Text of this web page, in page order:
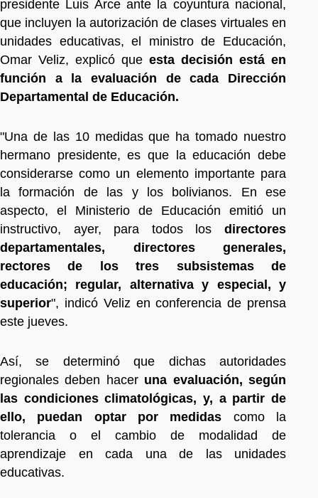
presidente Luis Arce ante la coyuntura nacional,
que incluyen la autorización de clases virtuales en
unidades educativas, el ministro de Educación,
Omar Veliz, explicó que esta decisión está en
función a la evaluación de cada Dirección
Departamental de Educación.
"Una de las 10 medidas que ha tomado nuestro
hermano presidente, es que la educación debe
considerarse como un elemento importante para
la formación de las y los bolivianos. En ese
aspecto, el Ministerio de Educación emitió un
instructivo, ayer, para todos los directores
departamentales, directores generales,
rectores de los tres subsistemas de
educación; regular, alternativa y especial, y
superior", indicó Veliz en conferencia de prensa
este jueves.
Así, se determinó que dichas autoridades
regionales deben hacer una evaluación, según
las condiciones climatológicas, y, a partir de
ello, puedan optar por medidas como la
tolerancia o el cambio de modalidad de
aprendizaje en cada una de las unidades
educativas.